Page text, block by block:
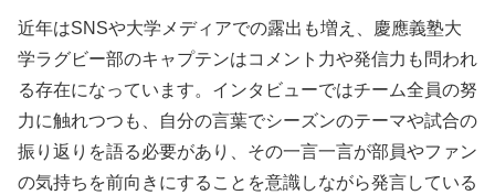
近年はSNSや大学メディアでの露出も増え、慶應義塾大
学ラグビー部のキャプテンはコメント力や発信力も問われ
る存在になっています。インタビューではチーム全員の努
力に触れつつも、自分の言葉でシーズンのテーマや試合の
振り返りを語る必要があり、その一言一言が部員やファン
の気持ちを前向きにすることを意識しながら発言している